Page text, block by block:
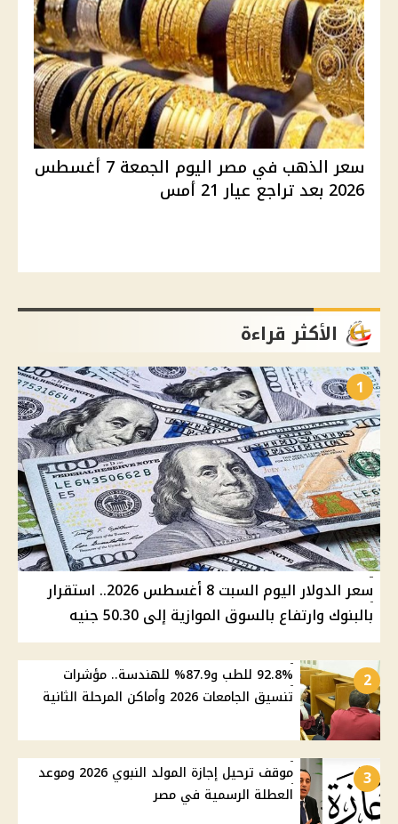
سعر الذهب في مصر اليوم الجمعة 7 أغسطس
2026 بعد تراجع عيار 21 أمس
الأكثر قراءة
1
سعر الدولار اليوم السبت 8 أغسطس 2026.. استقرار
بالبنوك وارتفاع بالسوق الموازية إلى 50.30 جنيه
2
92.8% للطب و87.9% للهندسة.. مؤشرات
تنسيق الجامعات 2026 وأماكن المرحلة الثانية
3
موقف ترحيل إجازة المولد النبوي 2026 وموعد
العطلة الرسمية في مصر